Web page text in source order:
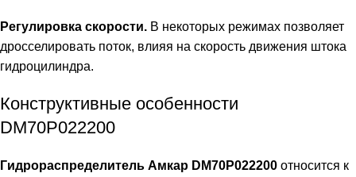
Регулировка скорости. В некоторых режимах позволяет
дросселировать поток, влияя на скорость движения штока
гидроцилиндра.
Конструктивные особенности
DM70P022200
Гидрораспределитель Амкар DM70P022200 относится к